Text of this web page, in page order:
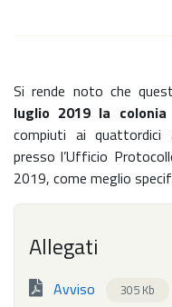
Si rende noto che
luglio 2019 la
compiuti ai quattordici
presso l’Ufficio
2019, come meglio
Allegati
Avviso 305 Kb